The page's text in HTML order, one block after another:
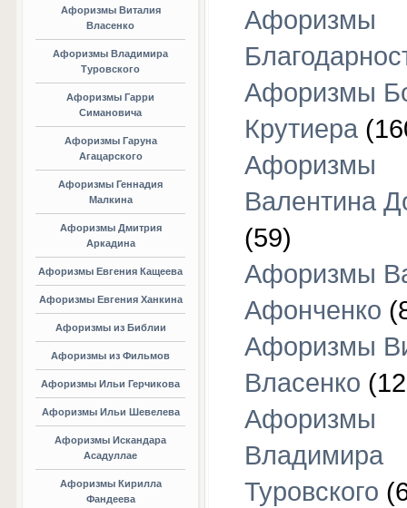
Афоризмы Виталия
Власенко
Афоризмы Владимира
Туровского
Афоризмы Гарри
Симановича
Афоризмы Гаруна
Агацарского
Афоризмы Геннадия
Малкина
Афоризмы Дмитрия
Аркадина
Афоризмы Евгения Кащеева
Афоризмы Евгения Ханкина
Афоризмы из Библии
Афоризмы из Фильмов
Афоризмы Ильи Герчикова
Афоризмы Ильи Шевелева
Афоризмы Искандара
Асадуллае
Афоризмы Кирилла
Фандеева
Афоризмы
Афоризмы
Крутиера
Афоризмы
Валентина
(59)
Афоризмы
Афонченко
Афоризмы
Власенко
Афоризмы
Владимира
Туровского